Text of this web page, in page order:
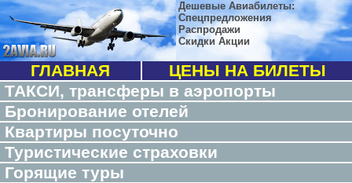
Дешевые Авиабилеты:
Спецпредложения
Распродажи
Скидки Акции
ГЛАВНАЯ
ЦЕНЫ НА БИЛЕТЫ
ТАКСИ, трансферы в аэропорты
Бронирование отелей
Квартиры посуточно
Туристические страховки
Горящие туры